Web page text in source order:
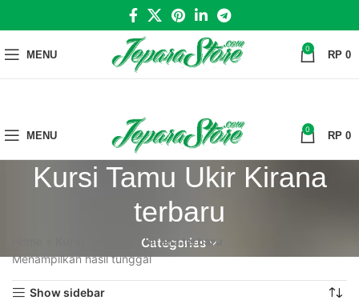
MENU 0 RP 0
MENU 0 RP 0
Kursi Tamu Ukir Kirana
terbaru
Categories
Kursi Tamu Ukir Kirana terbaru
Menampilkan hasil tunggal
Show sidebar